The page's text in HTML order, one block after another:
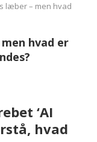
læber – men hvad
hvad er
‘AI
hvad